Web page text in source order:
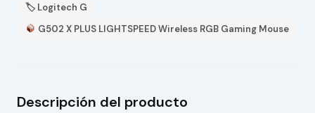
🏷 Logitech G
G502 X PLUS LIGHTSPEED Wireless RGB Gaming Mouse
Descripción del producto